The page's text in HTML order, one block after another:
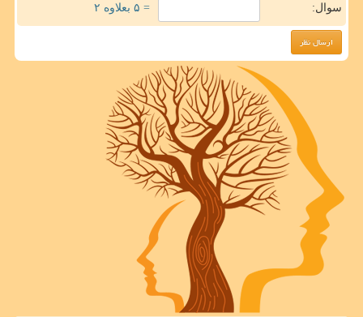
سوال: = ۵ بعلاوه ۲